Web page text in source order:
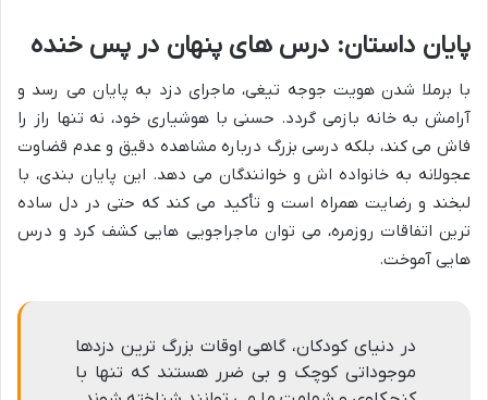
پایان داستان: درس های پنهان در پس خنده
با برملا شدن هویت جوجه تیغی، ماجرای دزد به پایان می رسد و
آرامش به خانه بازمی گردد. حسنی با هوشیاری خود، نه تنها راز را
فاش می کند، بلکه درسی بزرگ درباره مشاهده دقیق و عدم قضاوت
عجولانه به خانواده اش و خوانندگان می دهد. این پایان بندی، با
لبخند و رضایت همراه است و تأکید می کند که حتی در دل ساده
ترین اتفاقات روزمره، می توان ماجراجویی هایی کشف کرد و درس
هایی آموخت.
در دنیای کودکان، گاهی اوقات بزرگ ترین دزدها
موجوداتی کوچک و بی ضرر هستند که تنها با